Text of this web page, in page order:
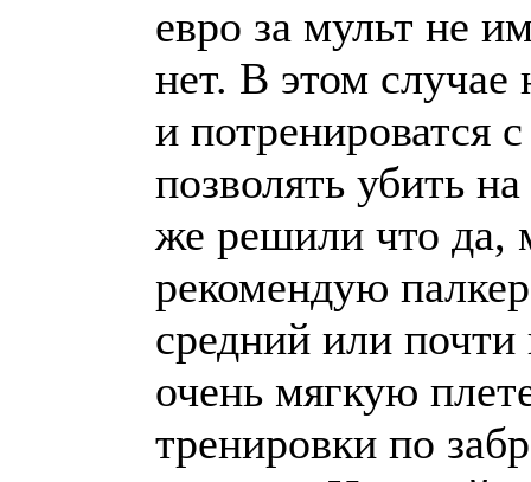
евро за мульт не
нет. В этом случае
и потренироватся
позволять убить
же решили что да,
рекомендую
средний или
очень мягкую
тренировки по